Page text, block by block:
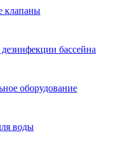
клапаны
бассейна
оборудование
воды